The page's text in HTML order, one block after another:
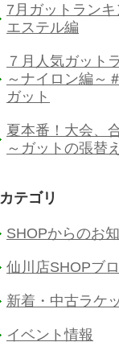
7月ガットランキ
エステル編
７月人気ガット
～ナイロン編～
ガット
夏本番！大会、
～ガットの張替
カテゴリ
SHOPからのお
仙川店SHOPブ
新着・中古ラケ
イベント情報